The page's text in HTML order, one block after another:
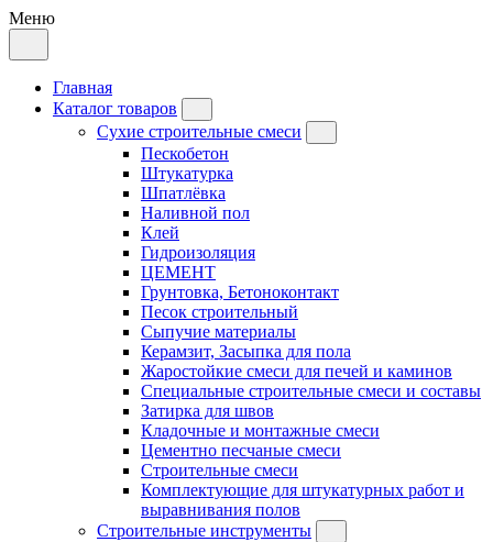
Меню
Главная
Каталог товаров
Сухие строительные смеси
Пескобетон
Штукатурка
Шпатлёвка
Наливной пол
Клей
Гидроизоляция
ЦЕМЕНТ
Грунтовка, Бетоноконтакт
Песок строительный
Сыпучие материалы
Керамзит, Засыпка для пола
Жаростойкие смеси для печей и каминов
Специальные строительные смеси и составы
Затирка для швов
Кладочные и монтажные смеси
Цементно песчаные смеси
Строительные смеси
Комплектующие для штукатурных работ и
выравнивания полов
Строительные инструменты